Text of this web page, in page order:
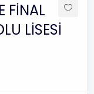
FİNAL
LİSESİ